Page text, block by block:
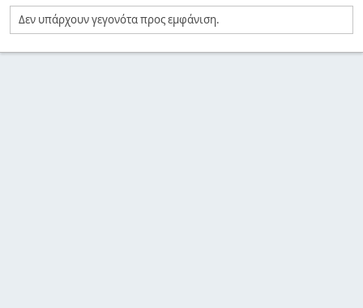
Δεν υπάρχουν γεγονότα προς εμφάνιση.